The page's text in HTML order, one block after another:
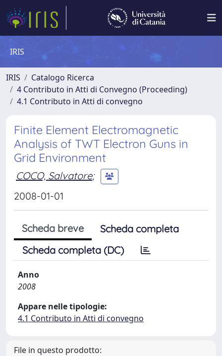
IRIS
IRIS
Catalogo Ricerca
4 Contributo in Atti di Convegno (Proceeding)
4.1 Contributo in Atti di convegno
Finite Element Electromagnetic
Analysis of TWT Electron Guns in
Grid Environment
COCO, Salvatore;
2008-01-01
Scheda breve
Scheda completa
Scheda completa (DC)
Anno
2008
Appare nelle tipologie:
4.1 Contributo in Atti di convegno
File in questo prodotto: